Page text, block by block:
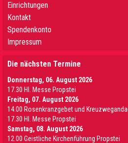
Einrichtungen
Kontakt
Spendenkonto
Impressum
Die nächsten Termine
Donnerstag, 06. August 2026
17.30 Hl. Messe Propstei
Freitag, 07. August 2026
14.00 Rosenkranzgebet und
17.30 Hl. Messe Propstei
Samstag, 08. August 2026
12.00 Geistliche Kirchenführung Propstei